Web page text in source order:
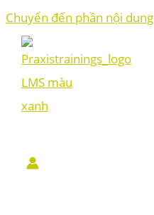
Chuyển đến phần nội dung